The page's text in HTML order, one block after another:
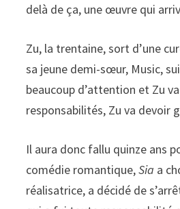
delà de ça, une œuvre qui
Zu, la trentaine, sort d’une
sa jeune demi-sœur, Music,
beaucoup d’attention et Zu
responsabilités, Zu va devoir
Il aura donc fallu quinze ans
comédie romantique,Sia a
réalisatrice, a décidé de